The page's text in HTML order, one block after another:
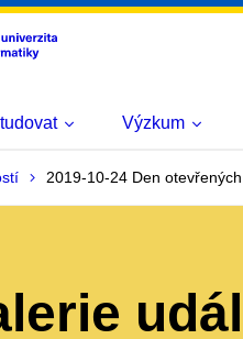
Výzkum
2019-10-24 Den